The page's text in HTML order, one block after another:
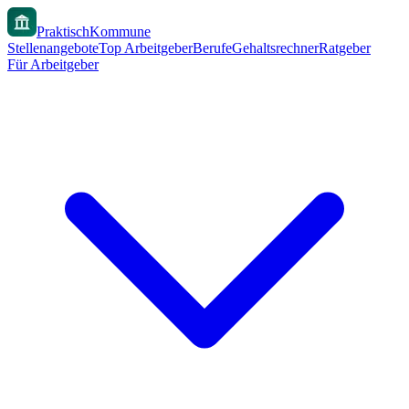
PraktischKommune
StellenangeboteTop ArbeitgeberBerufeGehaltsrechnerRatgeber
Für Arbeitgeber